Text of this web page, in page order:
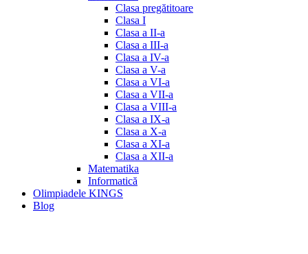
Clasa pregătitoare
Clasa I
Clasa a II-a
Clasa a III-a
Clasa a IV-a
Clasa a V-a
Clasa a VI-a
Clasa a VII-a
Clasa a VIII-a
Clasa a IX-a
Clasa a X-a
Clasa a XI-a
Clasa a XII-a
Matematika
Informatică
Olimpiadele KINGS
Blog